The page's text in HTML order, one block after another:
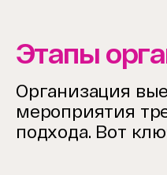
Этапы
Организация
мероприятия
подхода. Вот